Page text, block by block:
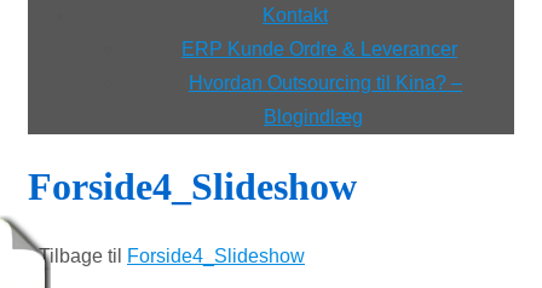
Kontakt
ERP Kunde Ordre & Leverancer
Hvordan Outsourcing til Kina? –
Blogindlæg
Forside4_Slideshow
‹ Tilbage til Forside4_Slideshow